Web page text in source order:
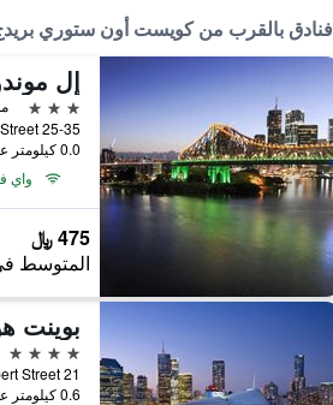
فنادق بالقرب من كويست أون ستوري
إل
3 نجوم
25-35 Rotherham Street, بريسبان, QLD, أستراليا
0.0 كيلومتر عن وسط المدينة
واي
475 ﷼
المتوسط
بوينت
4 نجوم
21 Lambert Street, بريسبان, QLD, أستراليا
0.6 كيلومتر عن وسط المدينة